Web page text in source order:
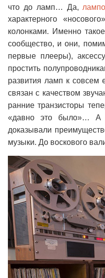
что до ламп… Да,
характерного
колонками. Именно
сообщество, и они,
первые плееры),
простить
развития ламп к совсем
связан с качеством
ранние транзисторы
«давно это было»… А
доказывали
музыки. До воскового